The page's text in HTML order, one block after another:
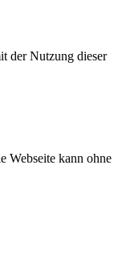
der Nutzung dieser
Webseite kann ohne